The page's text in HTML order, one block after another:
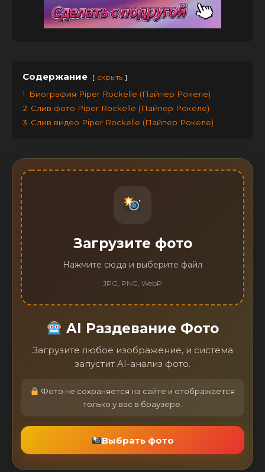
Содержание скрыть
1
Биография Piper Rockelle (Пайпер Рокеле)
2 Слив фото Piper Rockelle (Пайпер Рокеле)
3 Слив видео Piper Rockelle (Пайпер Рокеле)
Загрузите фото
Нажмите сюда и выберите файл
JPG, PNG, WebP
AI Раздевание Фото
Загрузите любое изображение, и система
запустит AI-анализ фото.
Фото не сохраняется на сайте и отображается
только у вас в браузере.
Выбрать фото